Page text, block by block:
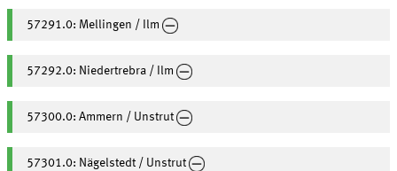
57291.0: Mellingen / Ilm
57292.0: Niedertrebra / Ilm
57300.0: Ammern / Unstrut
57301.0: Nägelstedt / Unstrut